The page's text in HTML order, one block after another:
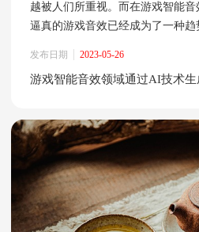
越被人们所重视。而在游戏智能
逼真的游戏音效已经成为了一种
音效的重要性 游戏音效是游戏体
可以增强游戏的沉浸感，让玩家更
同的游戏场景中扮
发布日期 2023-05-26